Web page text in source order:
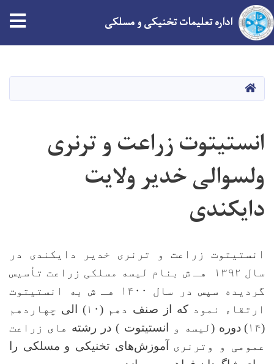
content
اداره تعلیمات تخنیکی و مسلکی
HOME
انستیتوت زراعت و ترنری
ولسوالی خدیر ولایت
دایکندی
انستیتوت زراعت و ترنری خدیر دایکندی در
سال ۱۳۹۲ هـ ش بنام لیسه مسلکی زراعت تأسیس
گردیده سپس در سال ۱۴۰۰ هـ ش به انستیتوت
ارتقاء نمودکه از صنف دهم (۱۰) الی چهاردهم
(۱۴)
دوره (لیسه و انستیتوت ) در رشته های زراعت
عمومی و وترنری
آموزش‌های تخنیکی و مسلکی را